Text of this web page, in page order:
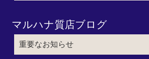
マルハナ質店ブログ
重要なお知らせ